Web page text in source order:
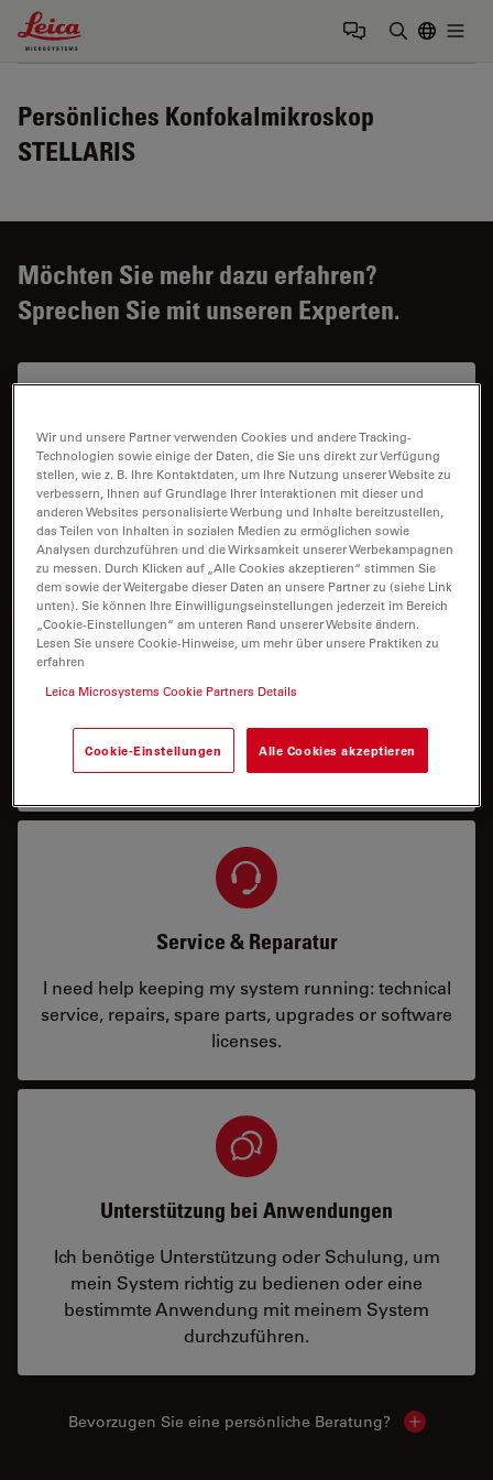
Leica Microsystems Logo
Persönliches Konfokalmikroskop
STELLARIS
Möchten Sie mehr dazu erfahren?
Sprechen Sie mit unseren Experten.
Preis
Ich benötige eine Konfiguration oder
Preisinformation.
Demo
Ich benötige eine Vor-Ort- oder Remote-Demo.
Service & Reparatur
I need help keeping my system running: technical
service, repairs, spare parts, upgrades or software
licenses.
Unterstützung bei Anwendungen
Ich benötige Unterstützung oder Schulung, um
mein System richtig zu bedienen oder eine
bestimmte Anwendung mit meinem System
durchzuführen.
Bevorzugen Sie eine persönliche Beratung? Show
Wir und unsere Partner verwenden Cookies und andere Tracking-
Technologien sowie einige der Daten, die Sie uns direkt zur Verfügung
stellen, wie z. B. Ihre Kontaktdaten, um Ihre Nutzung unserer Website zu
verbessern, Ihnen auf Grundlage Ihrer Interaktionen mit dieser und
anderen Websites personalisierte Werbung und Inhalte bereitzustellen,
das Teilen von Inhalten in sozialen Medien zu ermöglichen sowie
Analysen durchzuführen und die Wirksamkeit unserer Werbekampagnen
zu messen. Durch Klicken auf „Alle Cookies akzeptieren“ stimmen Sie
dem sowie der Weitergabe dieser Daten an unsere Partner zu (siehe Link
unten). Sie können Ihre Einwilligungseinstellungen jederzeit im Bereich
„Cookie-Einstellungen“ am unteren Rand unserer Website ändern.
Lesen Sie unsere Cookie-Hinweise, um mehr über unsere Praktiken zu
erfahren
Leica Microsystems Cookie Partners Details
Cookie-Einstellungen Alle Cookies akzeptieren